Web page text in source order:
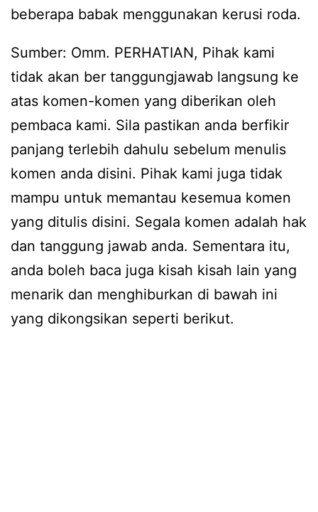
beberapa babak menggunakan kerusi roda.
Sumber: Omm. PERHATIAN, Pihak kami
tidak akan ber tanggungjawab langsung ke
atas komen-komen yang diberikan oleh
pembaca kami. Sila pastikan anda berfikir
panjang terlebih dahulu sebelum menulis
komen anda disini. Pihak kami juga tidak
mampu untuk memantau kesemua komen
yang ditulis disini. Segala komen adalah hak
dan tanggung jawab anda. Sementara itu,
anda boleh baca juga kisah kisah lain yang
menarik dan menghiburkan di bawah ini
yang dikongsikan seperti berikut.